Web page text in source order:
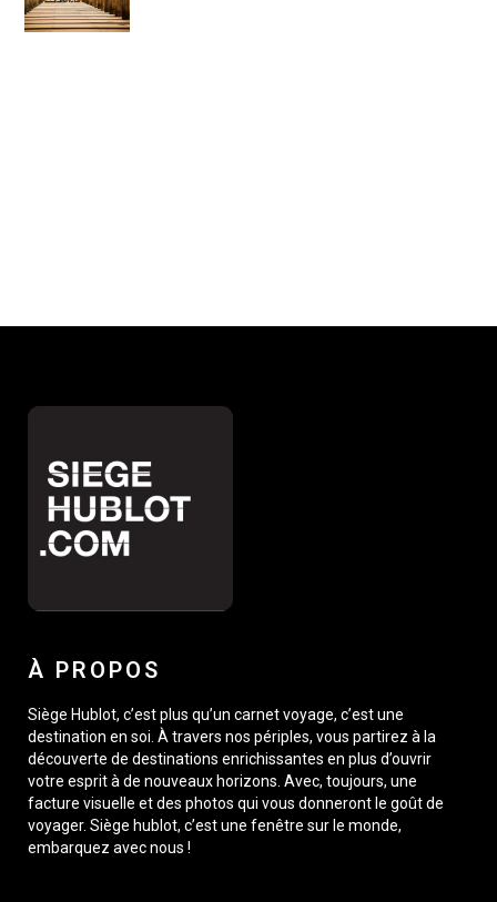
À PROPOS
Siège Hublot, c’est plus qu’un carnet voyage, c’est une
destination en soi. À travers nos périples, vous partirez à la
découverte de destinations enrichissantes en plus d’ouvrir
votre esprit à de nouveaux horizons. Avec, toujours, une
facture visuelle et des photos qui vous donneront le goût de
voyager. Siège hublot, c’est une fenêtre sur le monde,
embarquez avec nous !